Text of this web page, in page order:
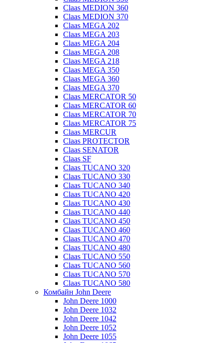
Claas MEDION 360
Claas MEDION 370
Claas MEGA 202
Claas MEGA 203
Claas MEGA 204
Claas MEGA 208
Claas MEGA 218
Claas MEGA 350
Claas MEGA 360
Claas MEGA 370
Claas MERCATOR 50
Claas MERCATOR 60
Claas MERCATOR 70
Claas MERCATOR 75
Claas MERCUR
Claas PROTECTOR
Claas SENATOR
Claas SF
Claas TUCANO 320
Claas TUCANO 330
Claas TUCANO 340
Claas TUCANO 420
Claas TUCANO 430
Claas TUCANO 440
Claas TUCANO 450
Claas TUCANO 460
Claas TUCANO 470
Claas TUCANO 480
Claas TUCANO 550
Claas TUCANO 560
Claas TUCANO 570
Claas TUCANO 580
Комбайн John Deere
John Deere 1000
John Deere 1032
John Deere 1042
John Deere 1052
John Deere 1055